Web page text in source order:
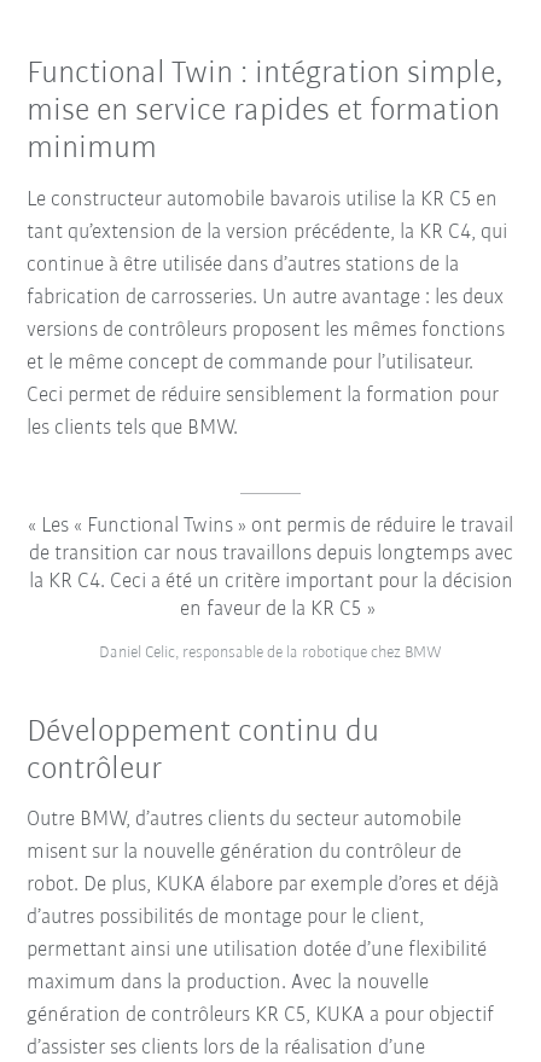
Functional Twin : intégration simple,
mise en service rapides et formation
minimum
Le constructeur automobile bavarois utilise la KR C5 en
tant qu’extension de la version précédente, la KR C4, qui
continue à être utilisée dans d’autres stations de la
fabrication de carrosseries. Un autre avantage : les deux
versions de contrôleurs proposent les mêmes fonctions
et le même concept de commande pour l’utilisateur.
Ceci permet de réduire sensiblement la formation pour
les clients tels que BMW.
Les « Functional Twins » ont permis de réduire le travail
de transition car nous travaillons depuis longtemps avec
la KR C4. Ceci a été un critère important pour la décision
en faveur de la KR C5
Daniel Celic, responsable de la robotique chez BMW
Développement continu du
contrôleur
Outre BMW, d’autres clients du secteur automobile
misent sur la nouvelle génération du contrôleur de
robot. De plus, KUKA élabore par exemple d’ores et déjà
d’autres possibilités de montage pour le client,
permettant ainsi une utilisation dotée d’une flexibilité
maximum dans la production. Avec la nouvelle
génération de contrôleurs KR C5, KUKA a pour objectif
d’assister ses clients lors de la réalisation d’une